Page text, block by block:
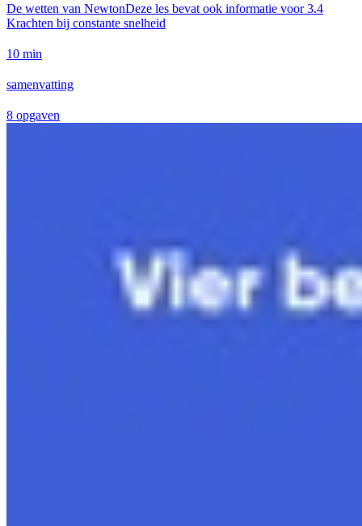
De wetten van NewtonDeze les bevat ook informatie voor 3.4
Krachten bij constante snelheid
10 min
samenvatting
8 opgaven